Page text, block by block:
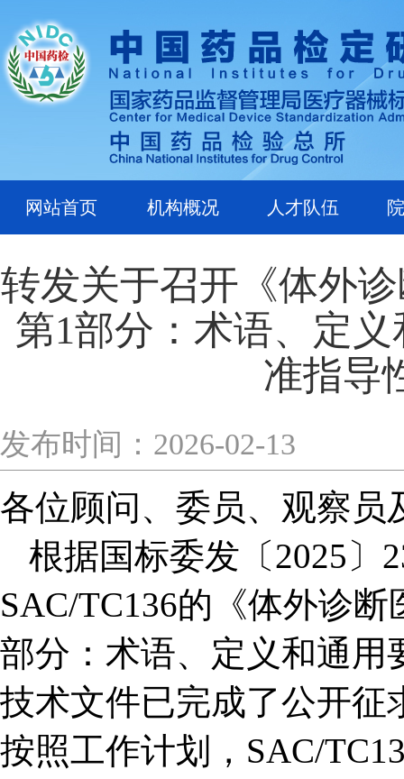
网站首页 机构概况 人才队伍
转发关于召开《体外
第1部分：术语、定
准指导
发布时间：2026-02-13
各位顾问、委员、观察员
根据国标委发〔2025〕
SAC/TC136的《体外诊
部分：术语、定义和通用
技术文件已完成了公开征
按照工作计划，SAC/